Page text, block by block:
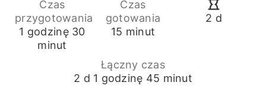
Czas
przygotowania
1 godzina
godzinę 30minuty
minut
Czas
gotowania
15 minuty
minut
2 dni
d
Łączny czas
2 dni
d 1 godzina
godzinę 45 minuty
minut